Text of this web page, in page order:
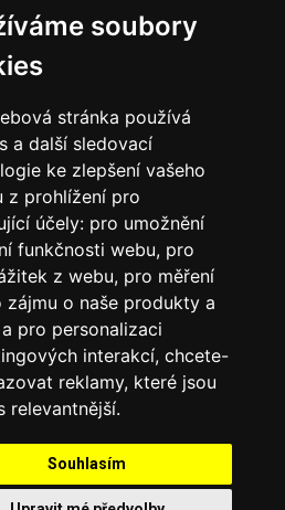
soubory
stránka používá
a další sledovací
ke zlepšení vašeho
z prohlížení pro
účely: pro umožnění
funkčnosti webu, pro
z webu, pro měření
zájmu o naše produkty a
pro personalizaci
interakcí, chcete-
reklamy, které jsou
relevantnější.
Souhlasím
údajů
rady max. 1x za týden
Odebírat
s našimi podmínkami o
souhlas se zasíláním obchodních e-mailů.
- Všechna práva vyhrazena.